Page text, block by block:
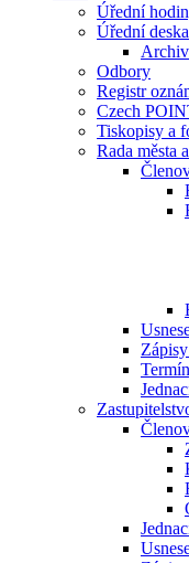
Úřední
Úřední deska
Odbory
Registr
Czech
Tiskopisy a
Rada města